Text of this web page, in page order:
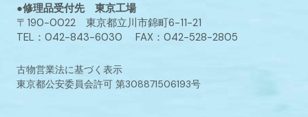
●修理品受付先 東京工場
〒190-0022 東京都立川市錦町6-11-21
TEL：042-843-6030 FAX：042-528-2805
古物営業法に基づく表示
東京都公安委員会許可 第308871506193号